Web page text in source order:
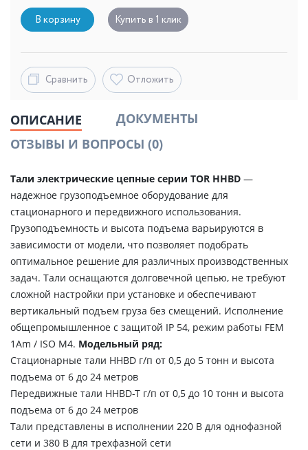
В корзину Купить в 1 клик
Сравнить Отложить
ОПИСАНИЕ
ДОКУМЕНТЫ
ОТЗЫВЫ И ВОПРОСЫ (0)
Тали электрические цепные серии TOR HHBD —
надежное грузоподъемное оборудование для
стационарного и передвижного использования.
Грузоподъемность и высота подъема варьируются в
зависимости от модели, что позволяет подобрать
оптимальное решение для различных производственных
задач. Тали оснащаются долговечной цепью, не требуют
сложной настройки при установке и обеспечивают
вертикальный подъем груза без смещений. Исполнение
общепромышленное с защитой IP 54, режим работы FEM
1Аm / ISO M4. Модельный ряд:
Стационарные тали HHBD г/п от 0,5 до 5 тонн и высота
подъема от 6 до 24 метров
Передвижные тали HHBD-T г/п от 0,5 до 10 тонн и высота
подъема от 6 до 24 метров
Тали представлены в исполнении 220 В для однофазной
сети и 380 В для трехфазной сети